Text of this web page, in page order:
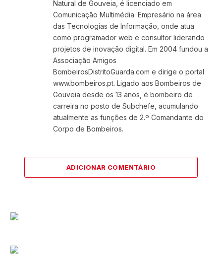
Natural de Gouveia, é licenciado em
Comunicação Multimédia. Empresário na área
das Tecnologias de Informação, onde atua
como programador web e consultor liderando
projetos de inovação digital. Em 2004 fundou a
Associação Amigos
BombeirosDistritoGuarda.com e dirige o portal
www.bombeiros.pt. Ligado aos Bombeiros de
Gouveia desde os 13 anos, é bombeiro de
carreira no posto de Subchefe, acumulando
atualmente as funções de 2.º Comandante do
Corpo de Bombeiros.
ADICIONAR COMENTÁRIO